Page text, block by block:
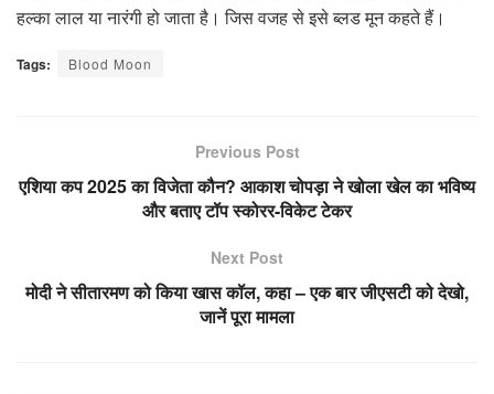
हल्का लाल या नारंगी हो जाता है। जिस वजह से इसे ब्लड मून कहते हैं।
Tags: Blood Moon
Previous Post
एशिया कप 2025 का विजेता कौन? आकाश चोपड़ा ने खोला खेल का भविष्य
और बताए टॉप स्कोरर-विकेट टेकर
Next Post
मोदी ने सीतारमण को किया खास कॉल, कहा – एक बार जीएसटी को देखो,
जानें पूरा मामला